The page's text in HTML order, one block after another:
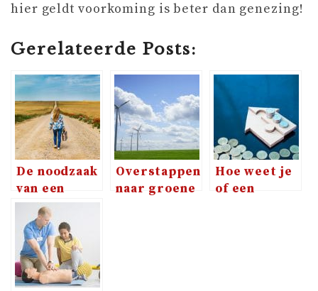
hier geldt voorkoming is beter dan genezing!
Gerelateerde Posts:
De noodzaak
van een
reisverzekering
(her)ontdekken
Overstappen
naar groene
Hoe weet je
of een